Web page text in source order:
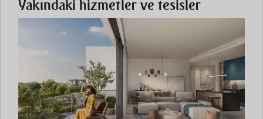
Yakındaki hizmetler ve tesisler